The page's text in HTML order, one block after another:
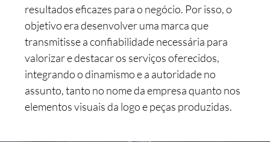
resultados eficazes para o negócio. Por isso, o
objetivo era desenvolver uma marca que
transmitisse a confiabilidade necessária para
valorizar e destacar os serviços oferecidos,
integrando o dinamismo e a autoridade no
assunto, tanto no nome da empresa quanto nos
elementos visuais da logo e peças produzidas.